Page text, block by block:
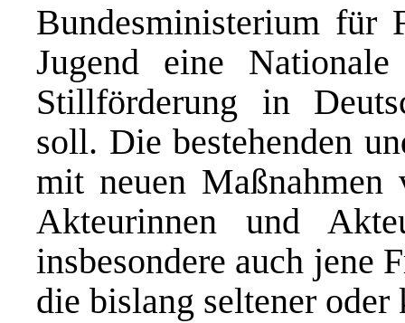
Bundesministerium für
Jugend eine
Stillförderung in
soll. Die bestehenden
mit neuen Maßnahmen
Akteurinnen und
insbesondere auch jene
die bislang seltener